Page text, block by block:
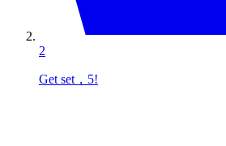
2
Get set，5!